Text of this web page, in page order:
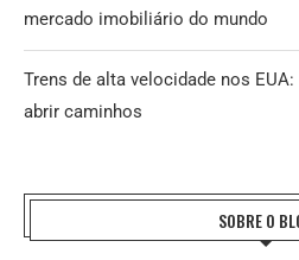
mercado imobiliário do mundo
Trens de alta velocidade nos
abrir caminhos
SOBRE O